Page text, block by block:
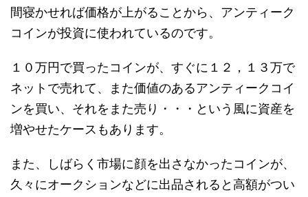
間寝かせれば価格が上がることから、アンティーク
コインが投資に使われているのです。
１０万円で買ったコインが、すぐに１２，１３万で
ネットで売れて、また価値のあるアンティークコイ
ンを買い、それをまた売り・・・という風に資産を
増やせたケースもあります。
また、しばらく市場に顔を出さなかったコインが、
久々にオークションなどに出品されると高額がつい